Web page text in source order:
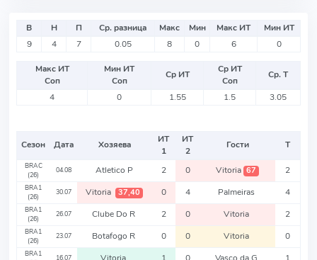
В Н П Ср. разница Макс Мин Макс ИТ
Мин ИТ
9
4 7 0.05 8 0 6 0
Макс ИТ
Соп
Мин ИТ
Соп
Ср ИТ
Ср ИТ
Соп
Ср. Т
4
0 1.55 1.5 3.05
Сезон Дата Хозяева
ИТ
1
ИТ
2
Гости Т
BRAC
(26)
04.08 Atletico P 2 0 Vitoria 67 2
BRA1
(26)
30.07 Vitoria 37,40 0 4 Palmeiras 4
BRA1
(26)
26.07 Clube Do R 2 0 Vitoria 2
BRA1
(26)
23.07 Botafogo R 0 0 Vitoria 0
BRA1
16.07